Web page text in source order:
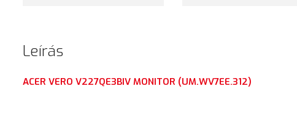
Leírás
ACER VERO V227QE3BIV MONITOR (UM.WV7EE.312)